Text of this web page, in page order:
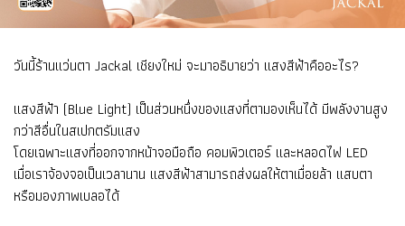
วันนี้ร้านแว่นตา Jackal เชียงใหม่ จะมาอธิบายว่า แสงสีฟ้าคืออะไร?
แสงสีฟ้า (Blue Light) เป็นส่วนหนึ่งของแสงที่ตามองเห็นได้ มีพลังงานสูง
กว่าสีอื่นในสเปกตรัมแสง
โดยเฉพาะแสงที่ออกจากหน้าจอมือถือ คอมพิวเตอร์ และหลอดไฟ LED
เมื่อเราจ้องจอเป็นเวลานาน แสงสีฟ้าสามารถส่งผลให้ตาเมื่อยล้า แสบตา
หรือมองภาพเบลอได้